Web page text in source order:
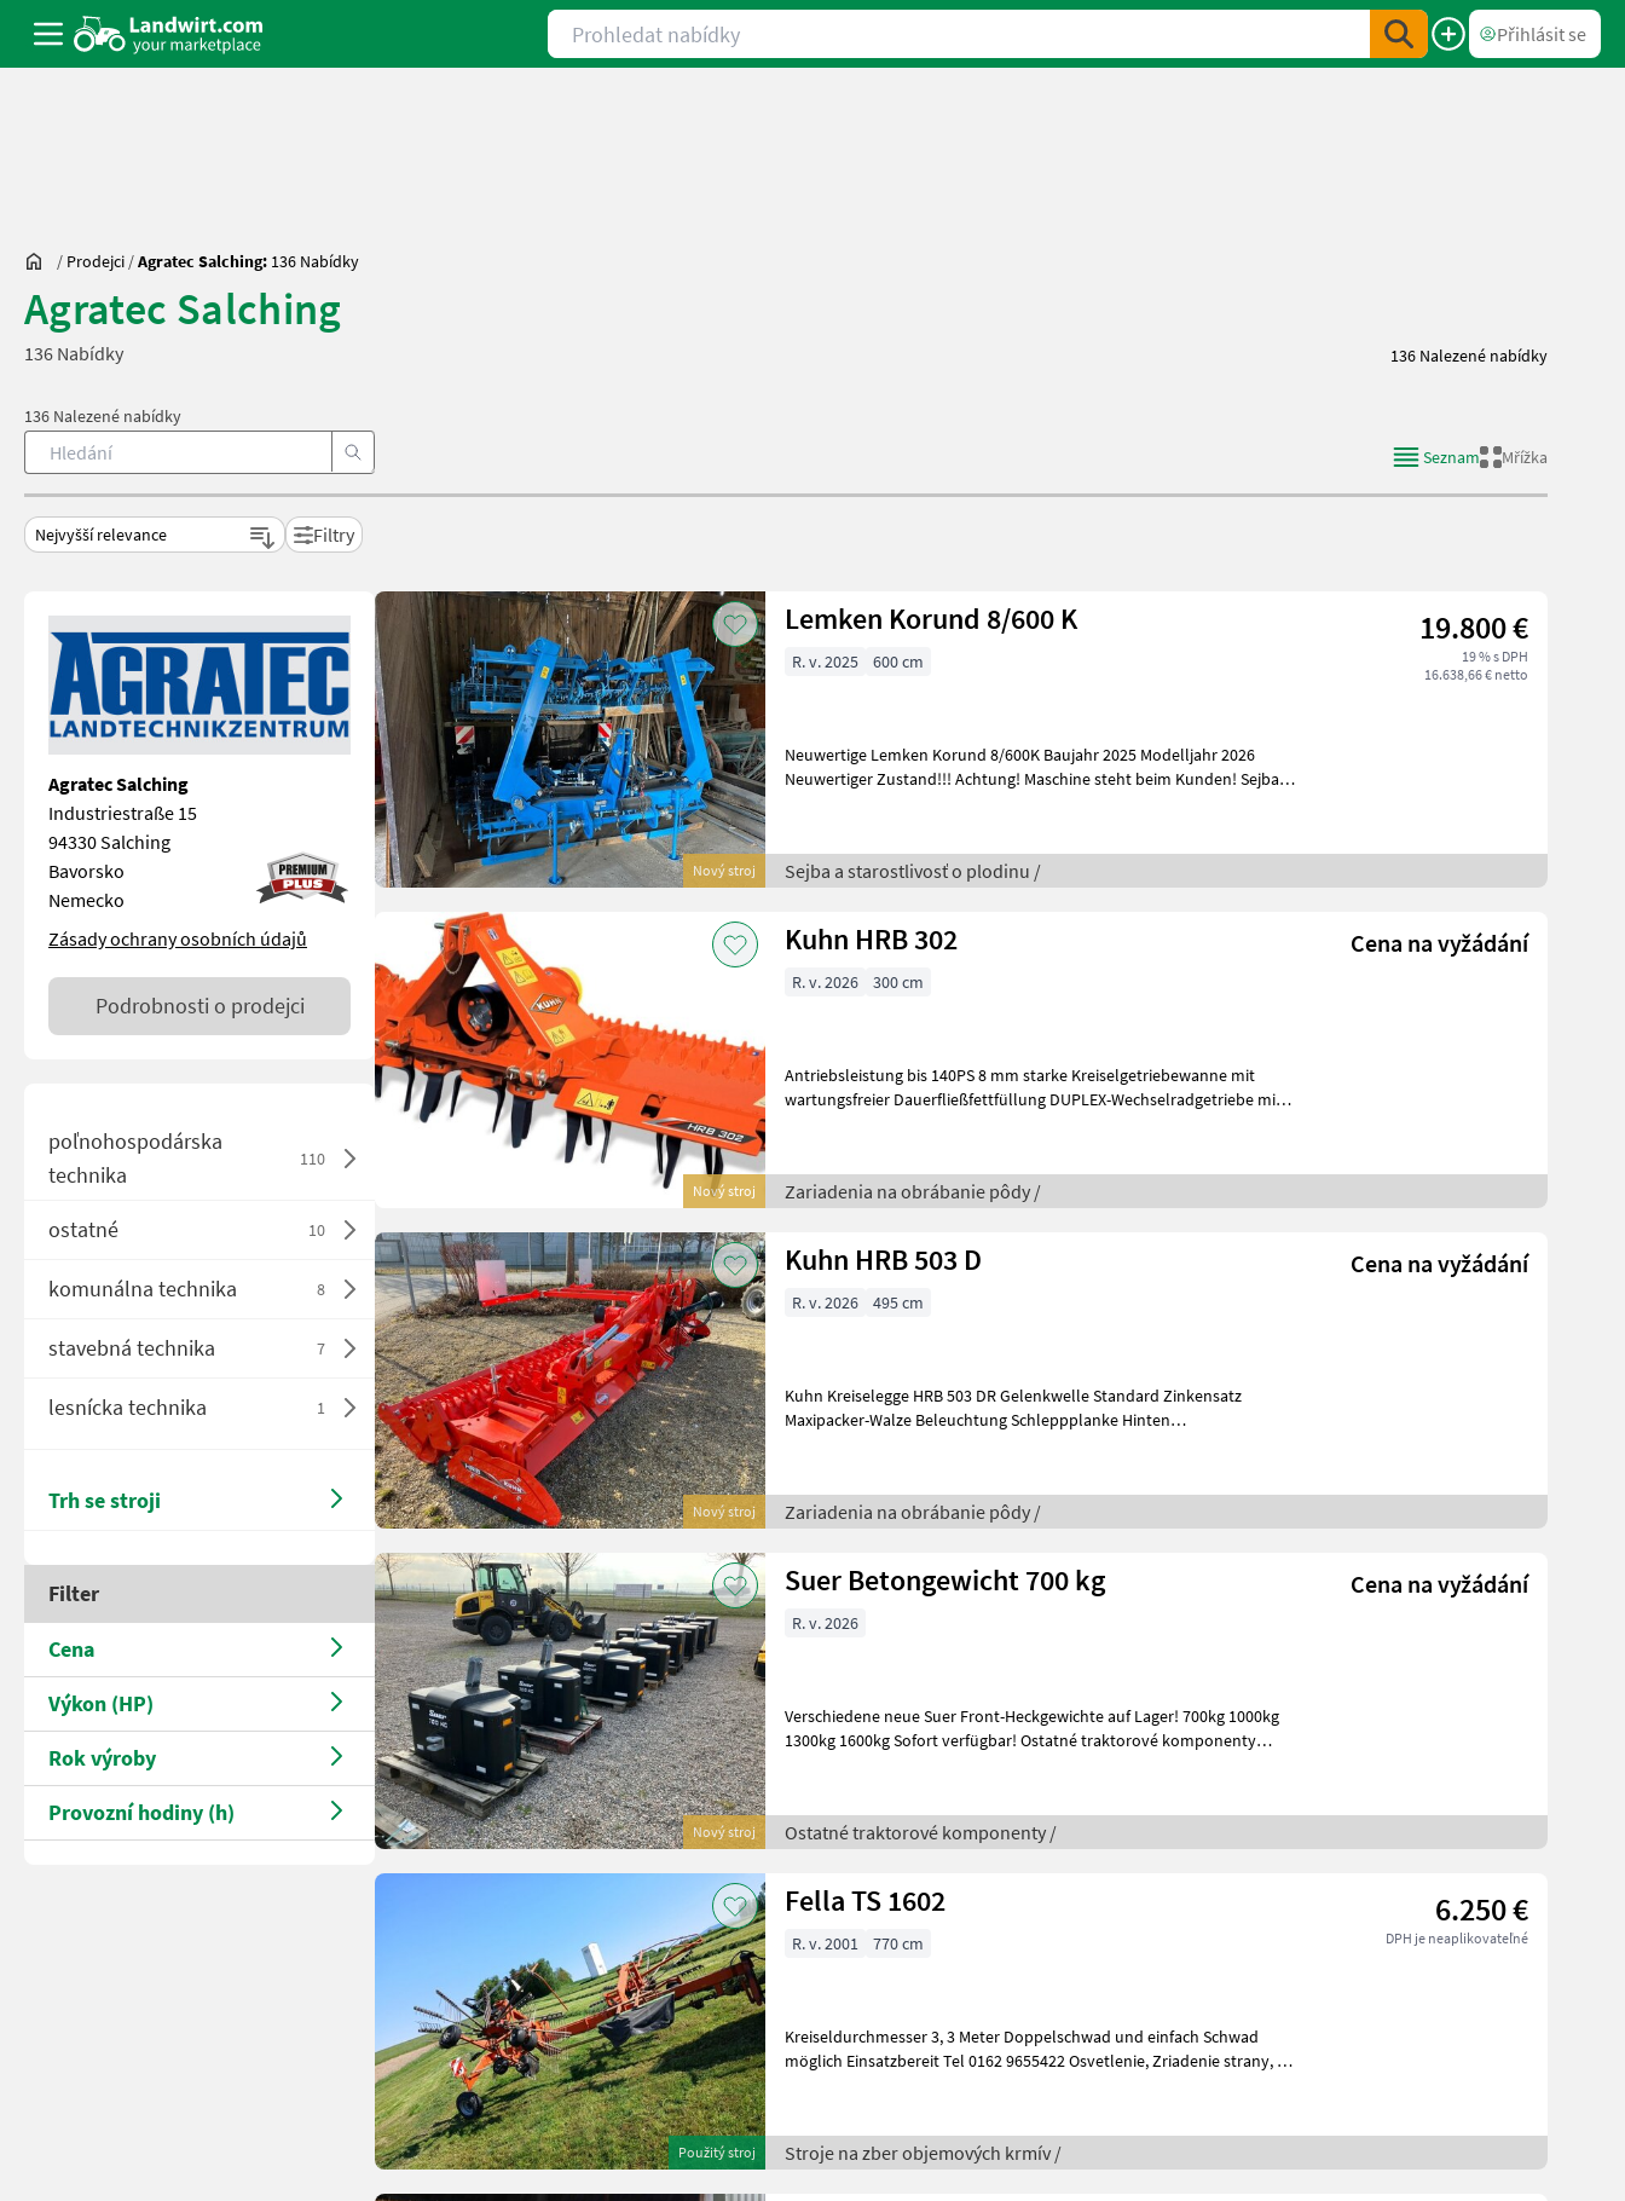
Prohledat nabídky
Přihlásit se
/ Prodejci /Agratec Salching: 136 Nabídky
Agratec Salching
136 Nabídky 136 Nalezené nabídky
136 Nalezené nabídky
Seznam
Mřížka
Filtry
Agratec Salching
Industriestraße 15
94330 Salching
Bavorsko
Nemecko
Zásady ochrany osobních údajů
Podrobnosti o prodejci
poľnohospodárska
technika
110
ostatné 10
komunálna technika 8
stavebná technika 7
lesnícka technika 1
Trh se stroji
Filter
Cena
Výkon (HP)
Rok výroby
Provozní hodiny (h)
Nový stroj
Lemken Korund 8/600 K 19.800 €
19 % s DPH
16.638,66 € netto
R. v. 2025 600 cm
Neuwertige Lemken Korund 8/600K Baujahr 2025 Modelljahr 2026
Neuwertiger Zustand!!! Achtung! Maschine steht beim Kunden! Sejba a
Sejba a starostlivosť o plodinu /
Nový stroj
Kuhn HRB 302 Cena na vyžádání
R. v. 2026 300 cm
Antriebsleistung bis 140PS 8 mm starke Kreiselgetriebewanne mit
wartungsfreier Dauerfließfettfüllung DUPLEX-Wechselradgetriebe mit
Zariadenia na obrábanie pôdy /
Nový stroj
Kuhn HRB 503 D Cena na vyžádání
R. v. 2026 495 cm
Kuhn Kreiselegge HRB 503 DR Gelenkwelle Standard Zinkensatz
Maxipacker-Walze Beleuchtung Schleppplanke Hinten
Zariadenia na obrábanie pôdy /
Nový stroj
Suer Betongewicht 700 kg Cena na vyžádání
R. v. 2026
Verschiedene neue Suer Front-Heckgewichte auf Lager! 700kg 1000kg
1300kg 1600kg Sofort verfügbar! Ostatné traktorové komponenty
Ostatné traktorové komponenty /
Použitý stroj
Fella TS 1602 6.250 €
DPH je neaplikovateľné
R. v. 2001 770 cm
Kreiseldurchmesser 3, 3 Meter Doppelschwad und einfach Schwad
möglich Einsatzbereit Tel 0162 9655422 Osvetlenie, Zriadenie strany, :
Stroje na zber objemových krmív /